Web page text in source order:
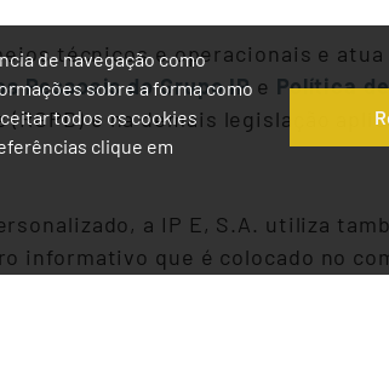
técnicos e operacionais e
Pessoais do Grupo IPe Política
e na demais legislação
a IP E, S.A. utiliza
informativo que é colocado no
de navegação como
sobre a forma como
todos os cookies
clique em